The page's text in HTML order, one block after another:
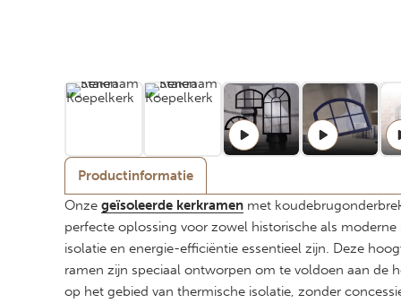
Productinformatie
Onze geïsoleerde kerkramen met
perfecte oplossing voor zowel historische als moderne
isolatie en energie-efficiëntie essentieel zijn. Deze
ramen zijn speciaal ontworpen om te voldoen aan de
op het gebied van thermische isolatie, zonder